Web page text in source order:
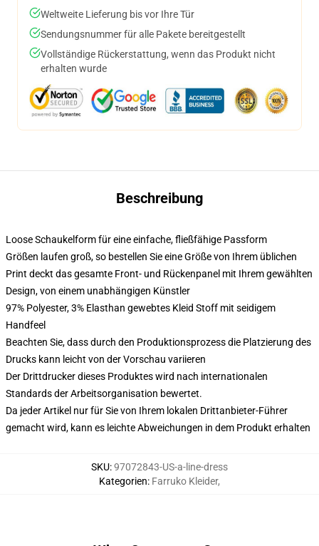
Weltweite Lieferung bis vor Ihre Tür
Sendungsnummer für alle Pakete bereitgestellt
Vollständige Rückerstattung, wenn das Produkt nicht
erhalten wurde
Beschreibung
Loose Schaukelform für eine einfache, fließfähige Passform
Größen laufen groß, so bestellen Sie eine Größe von Ihrem üblichen
Print deckt das gesamte Front- und Rückenpanel mit Ihrem gewählten
Design, von einem unabhängigen Künstler
97% Polyester, 3% Elasthan gewebtes Kleid Stoff mit seidigem
Handfeel
Beachten Sie, dass durch den Produktionsprozess die Platzierung des
Drucks kann leicht von der Vorschau variieren
Der Drittdrucker dieses Produktes wird nach internationalen
Standards der Arbeitsorganisation bewertet.
Da jeder Artikel nur für Sie von Ihrem lokalen Drittanbieter-Führer
gemacht wird, kann es leichte Abweichungen in dem Produkt erhalten
SKU:97072843-US-a-line-dress
Kategorien: Farruko Kleider,